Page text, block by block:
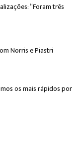
“Foram três
Norris e Piastri
os mais rápidos por